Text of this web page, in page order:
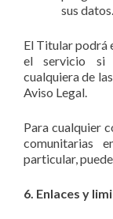
sus datos.
El Titular podrá
el servicio si
cualquiera de
Aviso Legal.
Para cualquier
comunitarias
particular,
6. Enlaces y